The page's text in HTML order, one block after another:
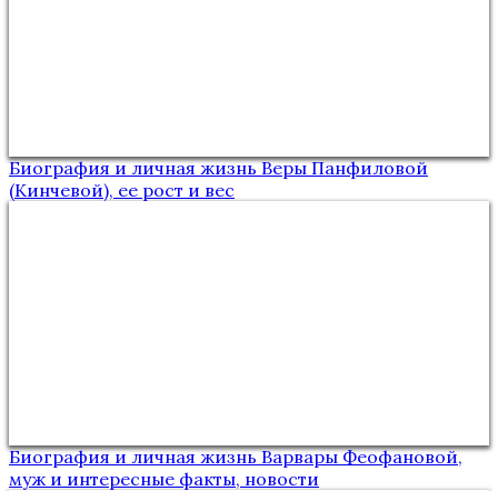
Биография и личная жизнь Веры Панфиловой
(Кинчевой), ее рост и вес
Биография и личная жизнь Варвары Феофановой,
муж и интересные факты, новости